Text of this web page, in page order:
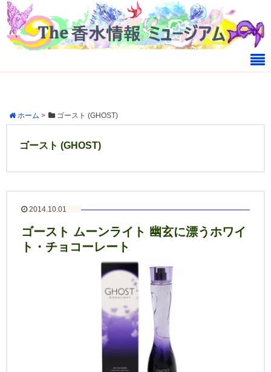
ホーム > ゴースト (GHOST)
ゴースト (GHOST)
2014.10.01
ゴースト ムーンライト 幽玄に漂うホワイ
ト・チョコーレート